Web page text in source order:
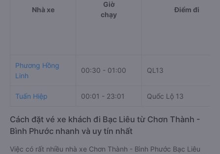
Nhà xe
Giờ
chạy
Điểm đi
Phương Hồng
Linh
00:30 - 01:00 QL13
Tuấn Hiệp 00:01 - 23:01 Quốc Lộ 13
Cách đặt vé xe khách đi Bạc Liêu từ Chơn Thành -
Bình Phước nhanh và uy tín nhất
Việc có rất nhiều nhà xe Chơn Thành - Bình Phước Bạc Liêu